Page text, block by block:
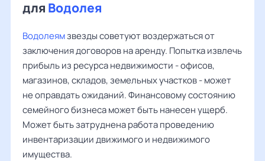
для Водолея
Водолеямзвезды советуют воздержаться от
заключения договоров на аренду. Попытка извлечь
прибыль из ресурса недвижимости - офисов,
магазинов, складов, земельных участков - может
не оправдать ожиданий. Финансовому состоянию
семейного бизнеса может быть нанесен ущерб.
Может быть затруднена работа проведению
инвентаризации движимого и недвижимого
имущества.